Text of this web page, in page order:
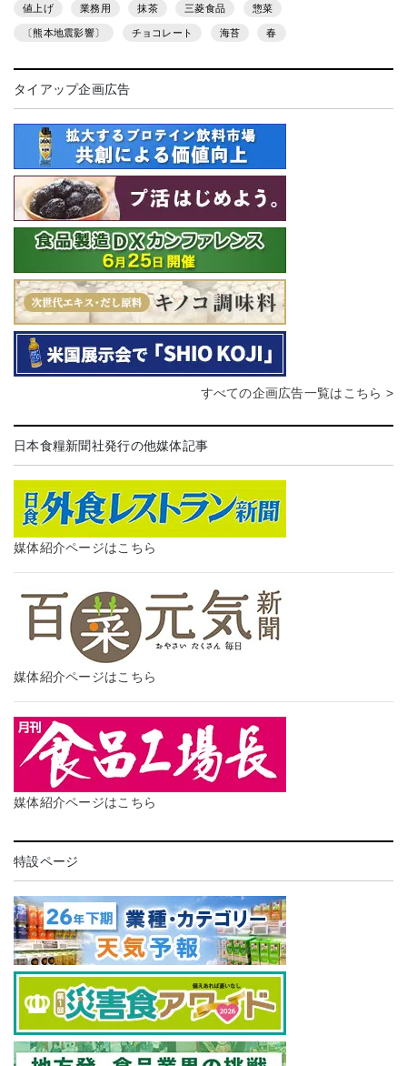
値上げ 業務用 抹茶 三菱食品 惣菜
〔熊本地震影響〕 チョコレート 海苔 春
タイアップ企画広告
すべての企画広告一覧はこちら >
日本食糧新聞社発行の他媒体記事
媒体紹介ページはこちら
媒体紹介ページはこちら
媒体紹介ページはこちら
特設ページ